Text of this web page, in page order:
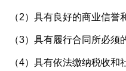
2）具有良好的商业信誉和
3）具有履行合同所必须的
4）具有依法缴纳税收和社